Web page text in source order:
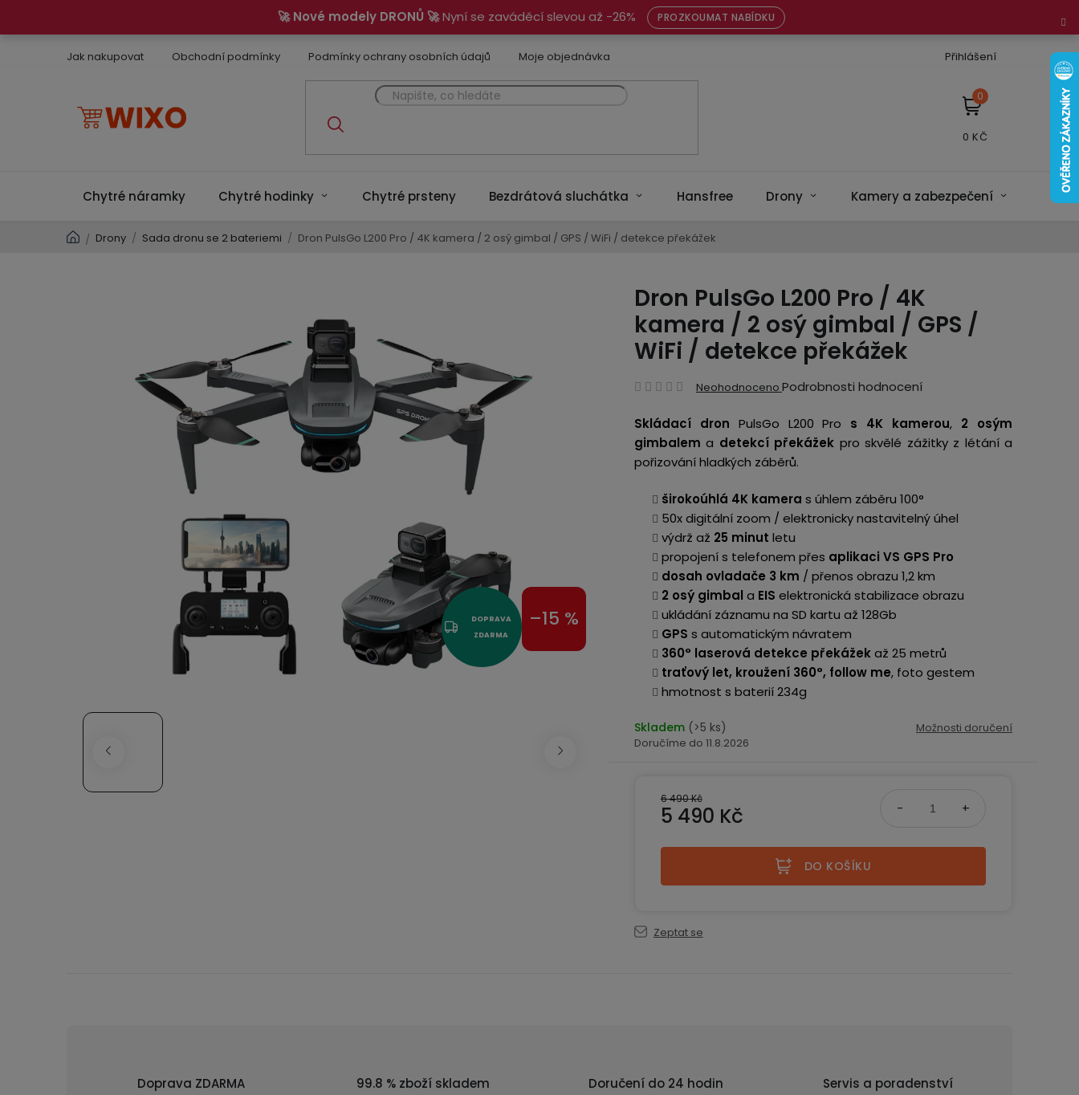
🚀 Nové modely DRONŮ 🚀Nyní se zaváděcí slevou až -26% PROZKOUMAT NABÍDKU
Jak nakupovat Obchodní podmínky Podmínky ochrany osobních údajů Moje objednávka Přihlášení
NÁKUPNÍ
KOŠÍK
Chytré náramky Chytré hodinky Chytré prsteny Bezdrátová sluchátka Hansfree Drony Kamery a zabezpečení
Domů
/ Drony / Sada dronu se 2 bateriemi / Dron PulsGo L200 Pro / 4K kamera / 2 osý gimbal / GPS / WiFi / detekce překážek
Dron PulsGo L200 Pro / 4K
kamera / 2 osý gimbal / GPS /
WiFi / detekce překážek
Průměrné
produktu
je
0,0
5
hvězdiček.
Neohodnoceno Podrobnosti hodnocení
Skládací dron PulsGo L200 Pro s 4K kamerou, 2 osým
gimbalem a detekcí překážek pro skvělé zážitky z létání a
pořizování hladkých záběrů.
širokoúhlá 4K kamera s úhlem záběru 100°
50x digitální zoom / elektronicky nastavitelný úhel
výdrž až 25 minut letu
propojení s telefonem přes aplikaci VS GPS Pro
dosah ovladače 3 km / přenos obrazu 1,2 km
2 osý gimbal a EIS elektronická stabilizace obrazu
ukládání záznamu na SD kartu až 128Gb
GPS s automatickým návratem
360° laserová detekce překážekaž 25 metrů
traťový let, kroužení 360°, follow me, foto gestem
hmotnost s baterií 234g
Skladem (>5 ks)
11.8.2026
Možnosti doručení
6 490 Kč
5 490 Kč
DO KOŠÍKU
Zeptat se
DOPRAVA
ZDARMA
–15 %
Doprava ZDARMA 99.8 % zboží skladem Doručení do 24 hodin Servis a poradenství